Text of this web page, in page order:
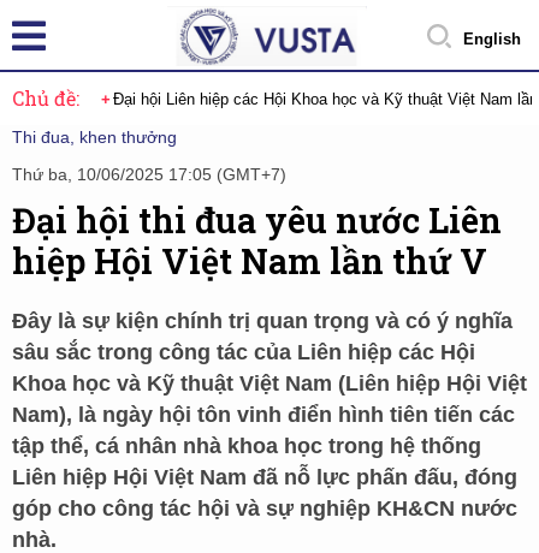
English
Chủ đề: Đại hội Liên hiệp các Hội Khoa học và Kỹ thuật Việt Nam
Thi đua, khen thưởng
Thứ ba, 10/06/2025 17:05 (GMT+7)
Đại hội thi đua yêu nước Liên
hiệp Hội Việt Nam lần thứ V
Đây là sự kiện chính trị quan trọng và có ý nghĩa
sâu sắc trong công tác của Liên hiệp các Hội
Khoa học và Kỹ thuật Việt Nam (Liên hiệp Hội Việt
Nam), là ngày hội tôn vinh điển hình tiên tiến các
tập thể, cá nhân nhà khoa học trong hệ thống
Liên hiệp Hội Việt Nam đã nỗ lực phấn đấu, đóng
góp cho công tác hội và sự nghiệp KH&CN nước
nhà.